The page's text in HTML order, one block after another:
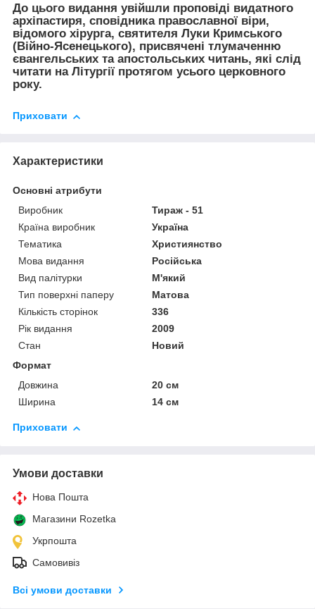
До цього видання увійшли проповіді видатного
архіпастиря, сповідника православної віри,
відомого хірурга, святителя Луки Кримського
(Війно-Ясенецького), присвячені тлумаченню
євангельських та апостольських читань, які слід
читати на Літургії протягом усього церковного
року.
Приховати
Характеристики
Основні атрибути
Виробник
Тираж - 51
Країна виробник
Україна
Тематика
Християнство
Мова видання
Російська
Вид палітурки
М'який
Тип поверхні паперу
Матова
Кількість сторінок
336
Рік видання
2009
Стан
Новий
Формат
Довжина
20 см
Ширина
14 см
Приховати
Умови доставки
Нова Пошта
Магазини Rozetka
Укрпошта
Самовивіз
Всі умови доставки